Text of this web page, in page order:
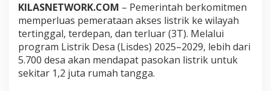
t
a
R
u
m
a
h
KILASNETWORK.COM – Pemerintah berkomitmen
memperluas pemerataan akses listrik ke wilayah
tertinggal, terdepan, dan terluar (3T). Melalui
program Listrik Desa (Lisdes) 2025–2029, lebih dari
5.700 desa akan mendapat pasokan listrik untuk
sekitar 1,2 juta rumah tangga.